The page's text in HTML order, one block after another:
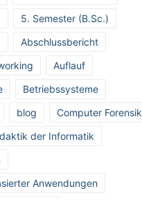
5. Semester (B.Sc.)
Abschlussbericht
Auflauf
Betriebssysteme
blog Computer Forensik
der Informatik
Anwendungen